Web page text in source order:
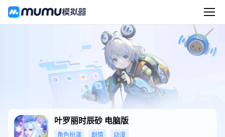
叶罗丽时辰砂 电脑版
角色扮演 剧情 动漫